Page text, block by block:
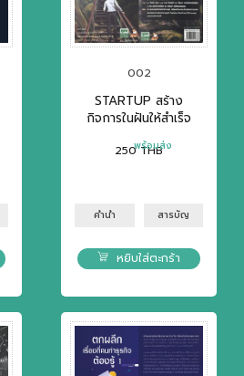
002
STARTUP สร้าง
กิจการในฝันให้สำเร็จ
250 THB
พร้อมส่ง
คำนำ สารบัญ
หยิบใส่ตะกร้า